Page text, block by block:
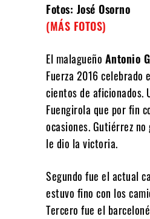
Fotos: José Osorno
(MÁS FOTOS)
El malagueño Antonio
Fuerza 2016 celebrado
cientos de aficionados.
Fuengirola que por fin
ocasiones. Gutiérrez
le dio la victoria.
Segundo fue el actual
estuvo fino con los
Tercero fue el